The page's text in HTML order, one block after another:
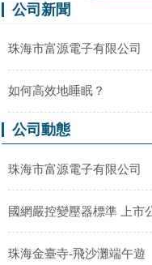
公司新聞
珠海市富源電子有限公司
如何高效地睡眠？
公司動態
珠海市富源電子有限公司
國網嚴控變壓器標準 上市
珠海金臺寺-飛沙灘端午遊